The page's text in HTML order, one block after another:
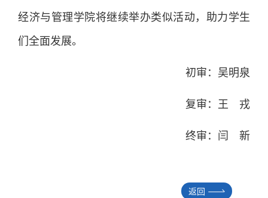
经济与管理学院将继续举办类似活动，助力学生
们全面发展。
初审：吴明泉
复审：王 戎
终审：闫 新
返回